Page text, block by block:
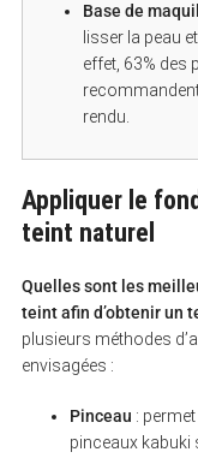
Base de
lisser la peau
effet, 63% des
rendu.
Appliquer le
teint naturel
Quelles sont les
teint afin d’obtenir un
plusieurs méthodes
envisagées :
Pinceau :
pinceaux